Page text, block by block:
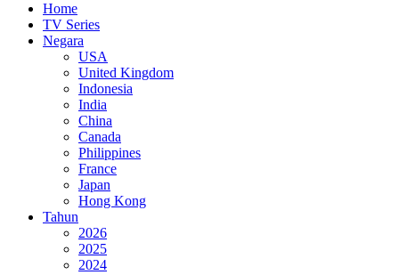
Home
TV Series
Negara
USA
United Kingdom
Indonesia
India
China
Canada
Philippines
France
Japan
Hong Kong
Tahun
2026
2025
2024